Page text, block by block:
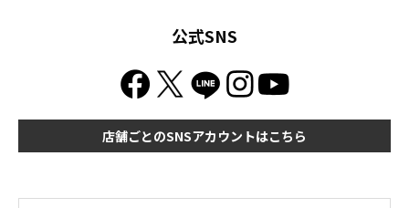
公式SNS
店舗ごとのSNSアカウントはこちら